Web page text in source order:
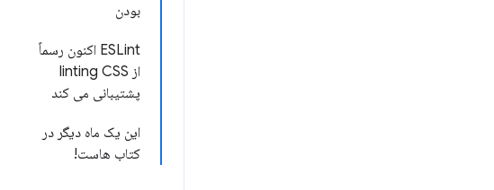
بودن
ESLint اکنون رسماً
از linting CSS
پشتیبانی می کند
این یک ماه دیگر در
کتاب هاست!